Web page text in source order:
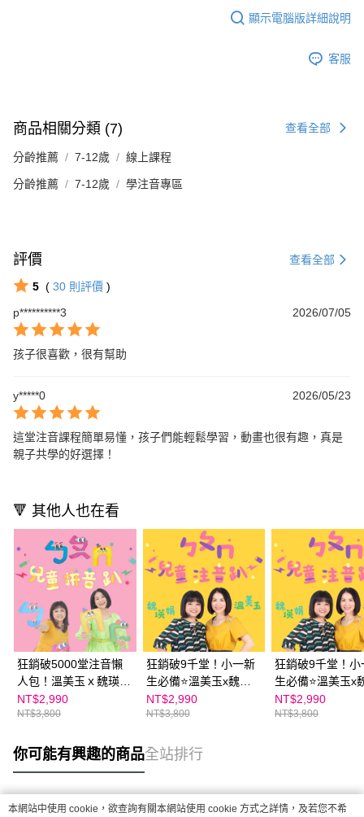
顯示電腦版詳細說明
客服
商品相關分類 (7) 查看全部
分齡推薦 7-12歲 線上課程
分齡推薦 7-12歲 學注音專區
評價 查看全部
5 ( 30 則評價 )
p**********3
2026/07/05
孩子很喜歡，很有幫助
y*****0 2026/05/23
這堂注音課程簡單易懂，孩子們能輕鬆學習，動畫也很有趣，真是
親子共學的好選擇！
🔻 其他人也在看
狂銷破5000堂注音懶
人包！溫美玉ｘ魏瑛娟
ㄅㄆㄇ兒童拼音趴｜孩
子自己看的注音動畫線
學校★ 綠君麻麻推薦
NT$2,990
NT$3,800
狂銷破9千堂！小一新
生必備⭐️溫美玉x魏瑛
娟 ㄅㄆㄇ兒童注音趴
｜孩子自己看的注音動
線上學校
NT$2,990
NT$3,800
狂銷破9千堂！小
生必備⭐️溫美玉x
娟 ㄅㄆㄇ兒童注
｜孩子自己看的
NT$2,990
NT$3,800
你可能有興趣的商品全站排行
本網站中使用 cookie，欲查詢有關本網站使用 cookie 方式之詳情，及若您不希